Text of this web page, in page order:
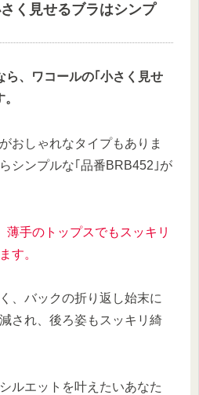
さく見せるブラはシンプ
ら、ワコールの｢小さく見せ
おしゃれなタイプもありま
シンプルな｢品番BRB452｣が
薄手のトップスでもスッキリ
す。
、バックの折り返し始末に
され、後ろ姿もスッキリ綺
ルエットを叶えたいあなた